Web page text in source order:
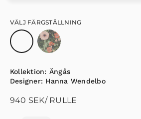
Kollektion: Ängås
Designer: Hanna Wendelbo
VÄLJ FÄRGSTÄLLNING
940 SEK/ RULLE